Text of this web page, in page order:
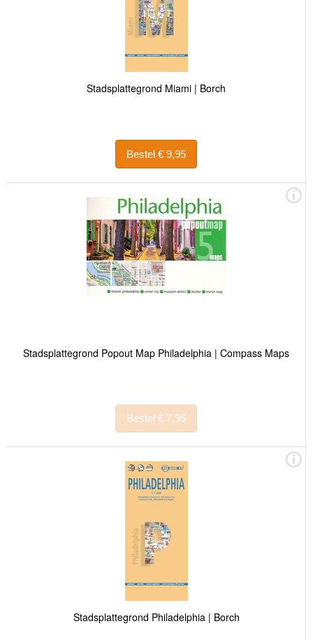
Stadsplattegrond Miami | Borch
Bestel € 9,95
Stadsplattegrond Popout Map Philadelphia | Compass Maps
Bestel € 7,95
Stadsplattegrond Philadelphia | Borch